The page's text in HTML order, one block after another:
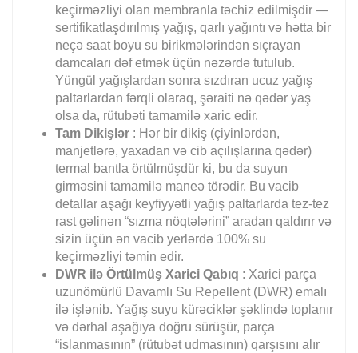
keçirməzliyi olan membranla təchiz edilmişdir —
sertifikatlaşdırılmış yağış, qarlı yağıntı və hətta bir
neçə saat boyu su birikmələrindən sıçrayan
damcaları dəf etmək üçün nəzərdə tutulub.
Yüngül yağışlardan sonra sızdıran ucuz yağış
paltarlardan fərqli olaraq, şəraiti nə qədər yaş
olsa da, rütubəti tamamilə xaric edir.
Tam Dikişlər : Hər bir dikiş (çiyinlərdən,
manjetlərə, yaxadan və cib açılışlarına qədər)
termal bantla örtülmüşdür ki, bu da suyun
girməsini tamamilə maneə törədir. Bu vacib
detallar aşağı keyfiyyətli yağış paltarlarda tez-tez
rast gəlinən “sızma nöqtələrini” aradan qaldırır və
sizin üçün ən vacib yerlərdə 100% su
keçirməzliyi təmin edir.
DWR ilə Örtülmüş Xarici Qabıq : Xarici parça
uzunömürlü Davamlı Su Repellent (DWR) emalı
ilə işlənib. Yağış suyu kürəciklər şəklində toplanır
və dərhal aşağıya doğru sürüşür, parça
“islanmasının” (rütubət udmasının) qarşısını alır